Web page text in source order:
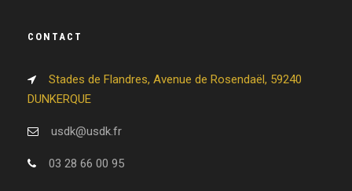
CONTACT
Stades de Flandres, Avenue de Rosendaël, 59240
DUNKERQUE
usdk@usdk.fr
03 28 66 00 95